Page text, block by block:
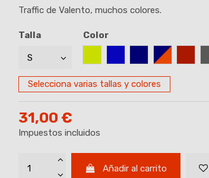
Traffic de Valento, muchos colores.
Talla
Color
AMARILLO FLUOR
AZUL ROYALAZUL MARINO
AZUL
Selecciona varias tallas y colores
31,00 €
Impuestos incluidos
Añadir al carrito